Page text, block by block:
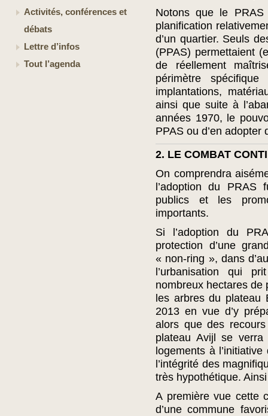
Activités, conférences et
débats
Lettre d’infos
Tout l’agenda
Notons que le
planification
d’un quartier. Seuls
(PPAS) permettaient
de réellement
périmètre
implantations,
ainsi que suite à
années 1970, le
PPAS ou d’en adopter
2. LE COMBAT
On comprendra
l’adoption du
publics et les
importants.
Si l’adoption du
protection d’une
« non-ring », dans
l’urbanisation qui
nombreux hectares de
les arbres du plateau
2013 en vue d’y
alors que des
plateau Avijl se
logements à
l’intégrité des
très hypothétique.
A première vue cette
d’une commune